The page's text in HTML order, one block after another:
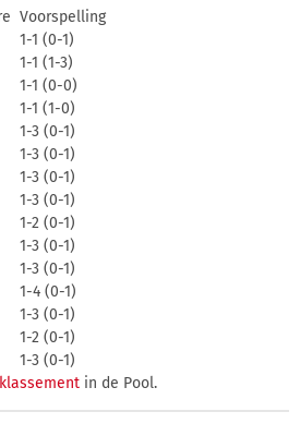
Voorspelling
1-1 (0-1)
1-1 (1-3)
1-1 (0-0)
1-1 (1-0)
1-3 (0-1)
1-3 (0-1)
1-3 (0-1)
1-3 (0-1)
1-2 (0-1)
1-3 (0-1)
1-3 (0-1)
1-4 (0-1)
1-3 (0-1)
1-2 (0-1)
1-3 (0-1)
in de Pool.